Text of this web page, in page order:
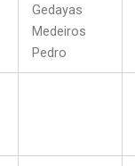
Gedayas
Medeiros
Pedro